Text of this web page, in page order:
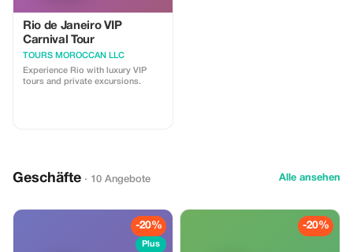
Rio de Janeiro VIP
Carnival Tour
TOURS MOROCCAN LLC
Experience Rio with luxury VIP
tours and private excursions.
Geschäfte · 10 Angebote Alle ansehen
-20%
Plus
-20%